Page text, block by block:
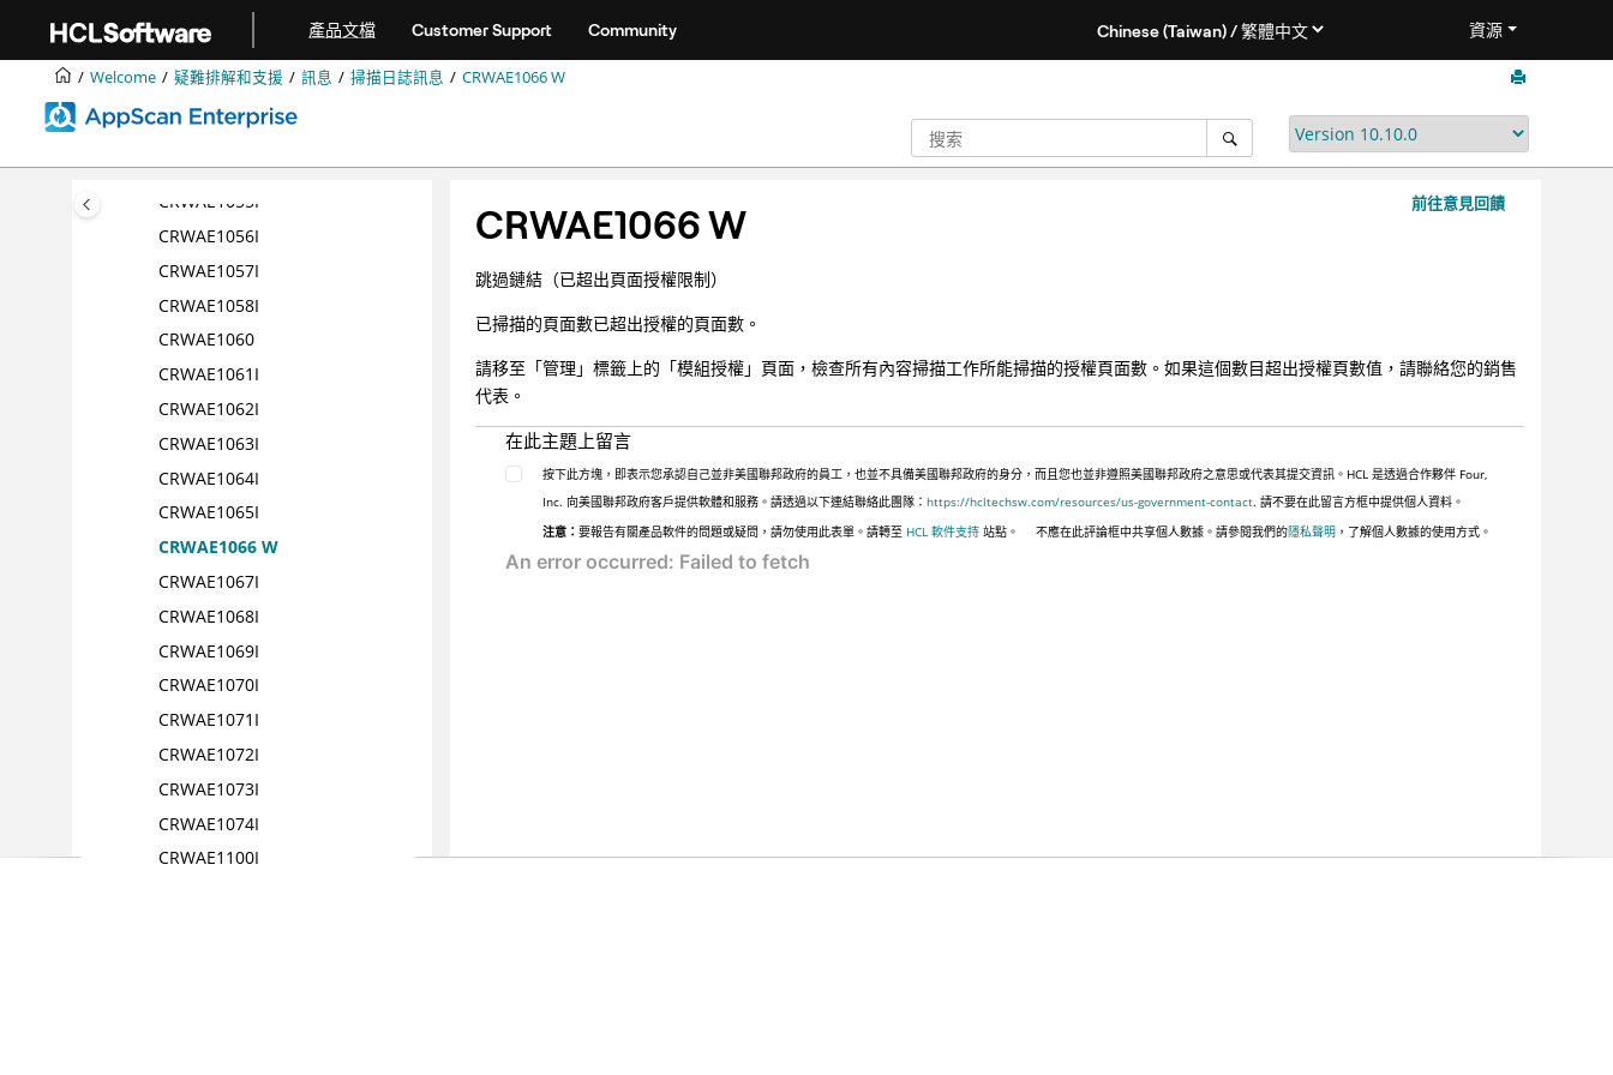
產品文檔 Customer Support Community 資源
Welcome 疑難排解和支援 訊息 掃描日誌訊息 CRWAE1066 W
CRWAE1050I
CRWAE1051I
CRWAE1053I
CRWAE1054I
CRWAE1055I
CRWAE1056I
CRWAE1057I
CRWAE1058I
CRWAE1060
CRWAE1061I
CRWAE1062I
CRWAE1063I
CRWAE1064I
CRWAE1065I
CRWAE1066 W
CRWAE1067I
CRWAE1068I
CRWAE1069I
CRWAE1070I
CRWAE1071I
CRWAE1072I
CRWAE1073I
CRWAE1074I
CRWAE1100I
前往意見回饋
CRWAE1066 W
跳過鏈結（已超出頁面授權限制）
已掃描的頁面數已超出授權的頁面數。
請移至「管理」標籤上的「模組授權」頁面，檢查所有內容掃描工作所能掃描的授權頁面數。如果這個數目超出授權頁數值，請聯絡您的銷售
代表。
在此主題上留言
按下此方塊，即表示您承認自己並非美國聯邦政府的員工，也並不具備美國聯邦政府的身分，而且您也並非遵照美國聯邦政府之意思或代表其提交資訊。HCL 是透過合作夥伴 Four,
Inc. 向美國聯邦政府客戶提供軟體和服務。請透過以下連結聯絡此團隊：https://hcltechsw.com/resources/us-government-contact. 請不要在此留言方框中提供個人資料。
注意：要報告有關產品軟件的問題或疑問，請勿使用此表單。請轉至 HCL 軟件支持 站點。 不應在此評論框中共享個人數據。請參閱我們的隱私聲明 ，了解個人數據的使用方式。